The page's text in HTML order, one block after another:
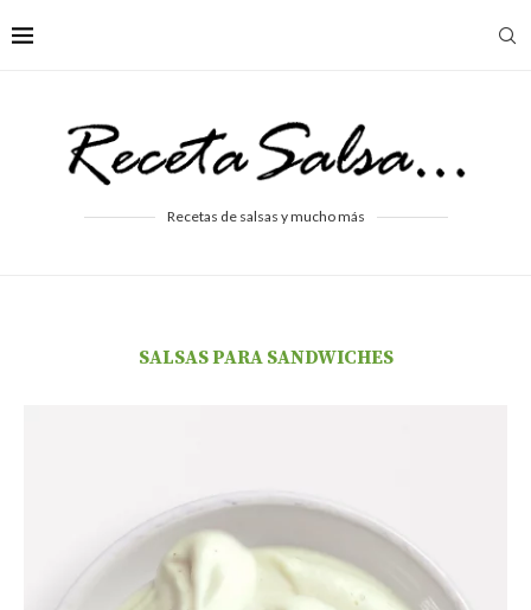
Recetas de salsas y mucho más
SALSAS PARA SANDWICHES